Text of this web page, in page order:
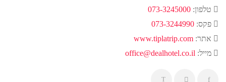
טלפון: 073-3245000
פקס: 073-3244990
אתר: www.tiplatrip.com
מייל: office@dealhotel.co.il